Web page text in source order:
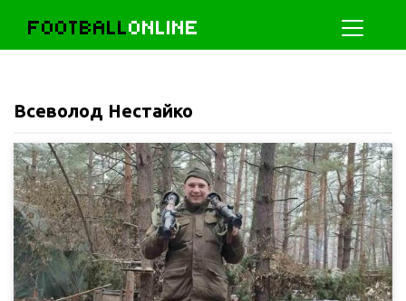
FOOTBALLONLINE
Всеволод Нестайко